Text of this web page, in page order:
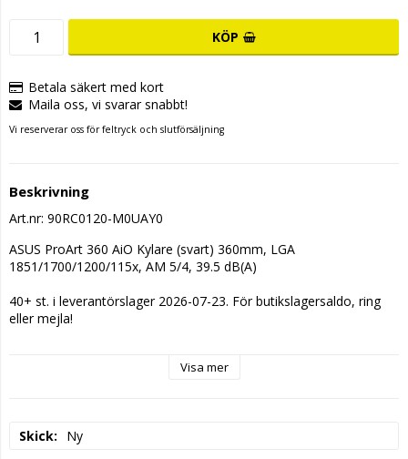
KÖP
Betala säkert med kort
Maila oss, vi svarar snabbt!
Vi reserverar oss för feltryck och slutförsäljning
Beskrivning
Art.nr: 90RC0120-M0UAY0
ASUS ProArt 360 AiO Kylare (svart) 360mm, LGA
1851/1700/1200/115x, AM 5/4, 39.5 dB(A)
40+ st. i leverantörslager 2026-07-23. För butikslagersaldo, ring
eller mejla!
Visa mer
Skick Ny